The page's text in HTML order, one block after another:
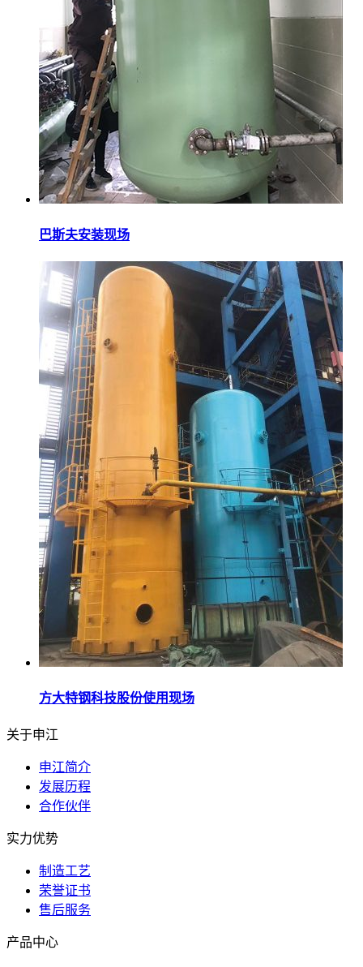
巴斯夫安装现场
方大特钢科技股份使用现场
关于申江
申江简介
发展历程
合作伙伴
实力优势
制造工艺
荣誉证书
售后服务
产品中心